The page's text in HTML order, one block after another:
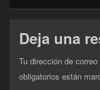
Deja una
Tu dirección de
obligatorios están